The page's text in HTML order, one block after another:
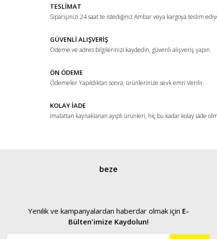
Ürün açıklamasında eksik bilgiler bulunuyor.
Ürün fiyatı diğer sitelerden daha pahalı.
Bu ürüne benzer farklı alternatifler olmalı.
Gönder
TESLİMAT
Siparişinizi 24 saat te istediğiniz Ambar veya kargoya teslim
GÜVENLİ ALIŞVERİŞ
Ödeme ve adres bilgilerinizi kaydedin, güvenli alışveriş yapın.
ÖN ÖDEME
Ödemeler Yapıldıktan sonra, ürünlerinize sevk emri Verilir.
KOLAY İADE
İmalattan kaynaklanan ayıplı ürünleri, hiç bu kadar kolay iade
beze
Yenilik ve kampanyalardan haberdar olmak için E-
Bülten'imize Kaydolun!